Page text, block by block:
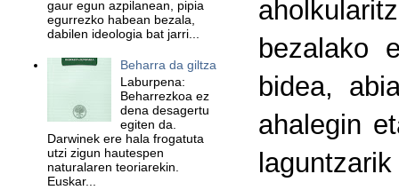
bezalako
bidea,
ahalegin
gaur egun azpilanean, pipia
egurrezko habean bezala,
dabilen ideologia bat jarri...
Beharra da giltza
Laburpena:
Beharrezkoa ez
dena desagertu
egiten da.
Darwinek ere hala frogatuta
utzi zigun hautespen
naturalaren teoriarekin.
Euskar...